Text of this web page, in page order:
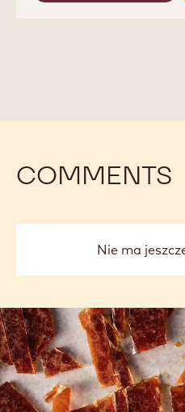
COMMENTS
Nie ma